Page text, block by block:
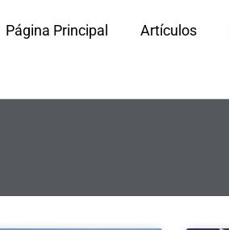
Página Principal Artículos